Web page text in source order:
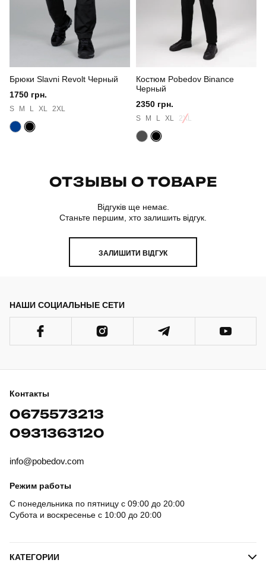
Склад тканини 100% поліестер
Країна - виробник
Брюки Slavni Revolt Черный
1750 грн.
S M L XL 2XL
Костюм Pobedov Binance
Черный
2350 грн.
S M L XL 2XL
ОТЗЫВЫ О ТОВАРЕ
Відгуків ще немає.
Станьте першим, хто залишить відгук.
ЗАЛИШИТИ ВІДГУК
НАШИ СОЦИАЛЬНЫЕ СЕТИ
Контакты
0675573213
0931363120
info@pobedov.com
Режим работы
С понедельника по пятницу с 09:00 до 20:00
Субота и воскресенье с 10:00 до 20:00
КАТЕГОРИИ